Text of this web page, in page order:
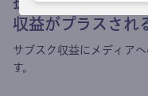
収益がプラスされ
サブスク収益にメディア
す。